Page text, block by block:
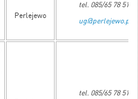
Perlejewo
tel. 085/65 78 515
ug@perlejewo.pl
tel. 085/65 78 515